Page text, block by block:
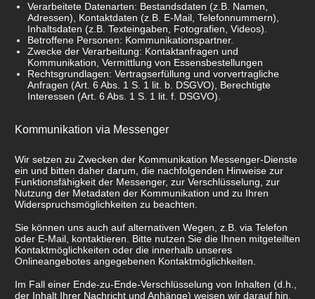
Verarbeitete Datenarten: Bestandsdaten (z.B. Namen,
Adressen), Kontaktdaten (z.B. E-Mail, Telefonnummern),
Inhaltsdaten (z.B. Texteingaben, Fotografien, Videos).
Betroffene Personen: Kommunikationspartner.
Zwecke der Verarbeitung: Kontaktanfragen und
Kommunikation, Vermittlung von Essensbestellungen
Rechtsgrundlagen: Vertragserfüllung und vorvertragliche
Anfragen (Art. 6 Abs. 1 S. 1 lit. b. DSGVO), Berechtigte
Interessen (Art. 6 Abs. 1 S. 1 lit. f. DSGVO).
Kommunikation via Messenger
Wir setzen zu Zwecken der Kommunikation Messenger-Dienste
ein und bitten daher darum, die nachfolgenden Hinweise zur
Funktionsfähigkeit der Messenger, zur Verschlüsselung, zur
Nutzung der Metadaten der Kommunikation und zu Ihren
Widerspruchsmöglichkeiten zu beachten.
Sie können uns auch auf alternativen Wegen, z.B. via Telefon
oder E-Mail, kontaktieren. Bitte nutzen Sie die Ihnen mitgeteilten
Kontaktmöglichkeiten oder die innerhalb unseres
Onlineangebotes angegebenen Kontaktmöglichkeiten.
Im Fall einer Ende-zu-Ende-Verschlüsselung von Inhalten (d.h.,
der Inhalt Ihrer Nachricht und Anhänge) weisen wir darauf hin,